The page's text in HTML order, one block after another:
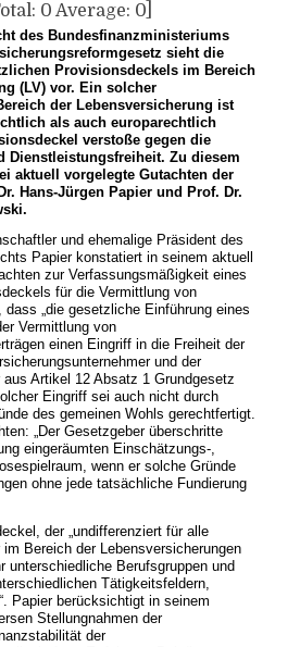
0 Average: 0]
des Bundesfinanzministeriums
sieht die
Provisionsdeckels im Bereich
(LV) vor. Ein solcher
der Lebensversicherung ist
als auch europarechtlich
verstoße gegen die
Dienstleistungsfreiheit. Zu diesem
aktuell vorgelegte Gutachten der
Hans-Jürgen Papier und Prof. Dr.
und ehemalige Präsident des
Papier konstatiert in seinem aktuell
zur Verfassungsmäßigkeit eines
für die Vermittlung von
dass „die gesetzliche Einführung eines
Vermittlung von
einen Eingriff in die Freiheit der
und der
Artikel 12 Absatz 1 Grundgesetz
Eingriff sei auch nicht durch
des gemeinen Wohls gerechtfertigt.
„Der Gesetzgeber überschritte
eingeräumten Einschätzungs-,
wenn er solche Gründe
ohne jede tatsächliche Fundierung
der „undifferenziert für alle
Bereich der Lebensversicherungen
unterschiedliche Berufsgruppen und
Tätigkeitsfeldern,
Papier berücksichtigt in seinem
Stellungnahmen der
der